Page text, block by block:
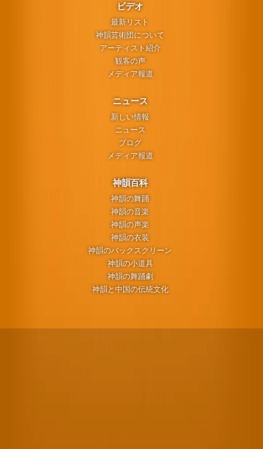
ビデオ
最新リスト
神韻芸術団について
アーティスト紹介
観客の声
メディア報道
ニュース
新しい情報
ニュース
ブログ
メディア報道
神韻百科
神韻の舞踊
神韻の音楽
神韻の声楽
神韻の衣装
神韻のバックスクリーン
神韻の小道具
神韻の舞踊劇
神韻と中国の伝統文化